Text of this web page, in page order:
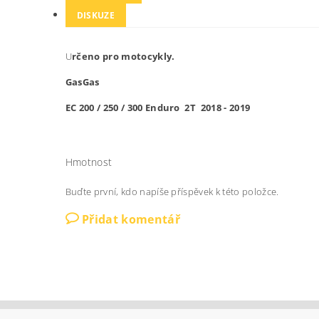
DISKUZE
Určeno pro motocykly.
GasGas
EC 200 / 250 / 300 Enduro 2T 2018 - 2019
Hmotnost
Buďte první, kdo napíše příspěvek k této položce.
Přidat komentář